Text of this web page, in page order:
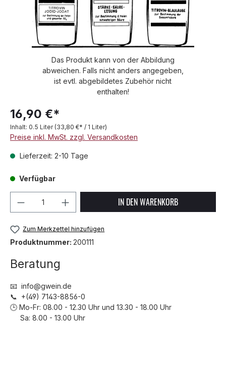
Das Produkt kann von der Abbildung
abweichen. Falls nicht anders angegeben,
ist evtl. abgebildetes Zubehör nicht
enthalten!
16,90 €*
Inhalt: 0.5 Liter (33,80 €* / 1 Liter)
Preise inkl. MwSt. zzgl. Versandkosten
Lieferzeit: 2-10 Tage
Verfügbar
Produkt Anzahl: Gib denIN DEN WARENKORB
Zum Merkzettel hinzufügen
Produktnummer: 200111
Beratung
📧 info@gwein.de
📞 +(49) 7143-8856-0
🕒 Mo-Fr: 08.00 - 12.30 Uhr und 13.30 - 18.00 Uhr
Sa: 8.00 - 13.00 Uhr